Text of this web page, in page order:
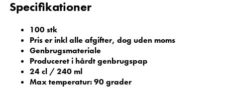
Specifikationer
100 stk
Pris er inkl alle afgifter, dog uden moms
Genbrugsmateriale
Produceret i hårdt genbrugspap
24 cl / 240 ml
Max temperatur: 90 grader